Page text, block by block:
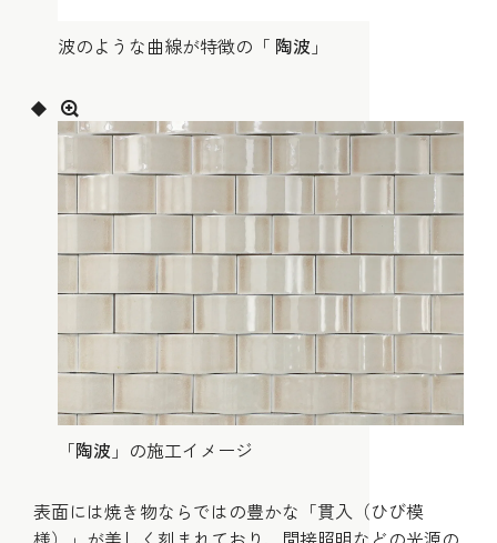
波のような曲線が特徴の「 陶波 」
「陶波 」の施工イメージ
表面には焼き物ならではの豊かな「貫入（ひび模